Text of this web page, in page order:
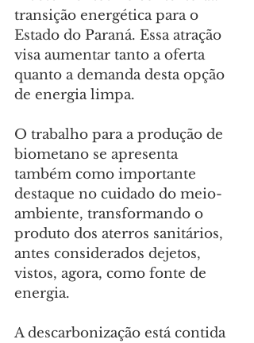
transição energética para o
Estado do Paraná. Essa atração
visa aumentar tanto a oferta
quanto a demanda desta opção
de energia limpa.
O trabalho para a produção de
biometano se apresenta
também como importante
destaque no cuidado do meio-
ambiente, transformando o
produto dos aterros sanitários,
antes considerados dejetos,
vistos, agora, como fonte de
energia.
A descarbonização está contida